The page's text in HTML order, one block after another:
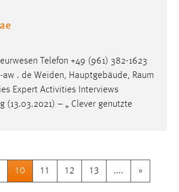
Telefon +49 (961) 382-1623
aw . de Weiden, Hauptgebäude, Raum
Expert Activities Interviews
(13.03.2021) – „ Clever genutzte
10 11 12 13 .... »